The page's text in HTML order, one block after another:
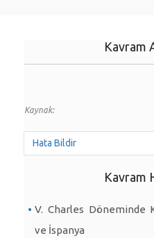
Kavram
Kaynak:
Hata Bildir
Kavram
V. Charles Döneminde
ve İspanya